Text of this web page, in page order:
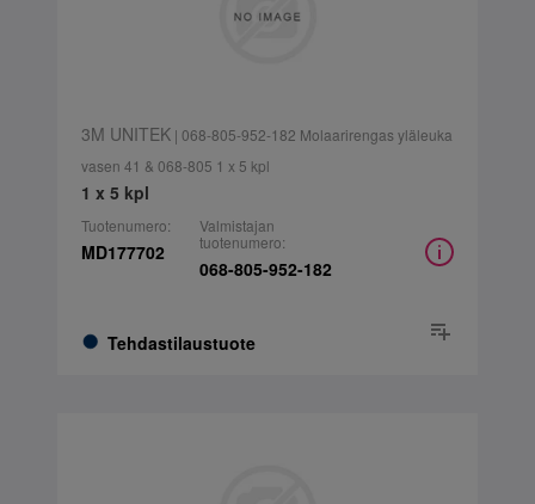
3M UNITEK| 068-805-952-182 Molaarirengas yläleuka
vasen 41 & 068-805 1 x 5 kpl
1 x 5 kpl
Tuotenumero:
MD177702
Tehdastilaustuote
Valmistajan
tuotenumero:
068-805-952-182